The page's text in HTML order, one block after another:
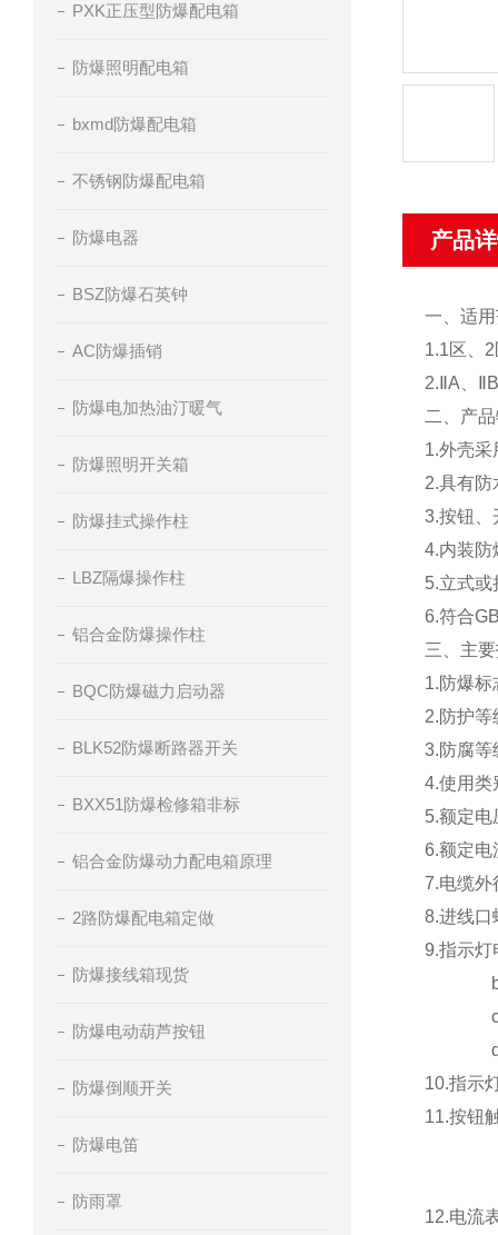
PXK正压型防爆配电箱
防爆照明配电箱
bxmd防爆配电箱
不锈钢防爆配电箱
防爆电器
BSZ防爆石英钟
AC防爆插销
防爆电加热油汀暖气
防爆照明开关箱
防爆挂式操作柱
LBZ隔爆操作柱
铝合金防爆操作柱
BQC防爆磁力启动器
BLK52防爆断路器开关
BXX51防爆检修箱非标
铝合金防爆动力配电箱原理
2路防爆配电箱定做
防爆接线箱现货
防爆电动葫芦按钮
防爆倒顺开关
防爆电笛
防雨罩
产品
一、适
1.1区、
2.ⅡA、
二、产
1.外壳
2.具有防
3.按钮、
4.内装防
5.立式或
6.符合
三、主
1.防爆标
2.防护等
3.防腐等
4.使用类
5.额定电
6.额定电
7.电缆
8.进线口
9.指示
10.指示
11.按钮
12.电流